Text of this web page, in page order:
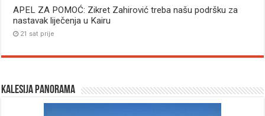
APEL ZA POMOĆ: Zikret Zahirović treba našu podršku za
nastavak liječenja u Kairu
21 sat prije
Kalesija panorama